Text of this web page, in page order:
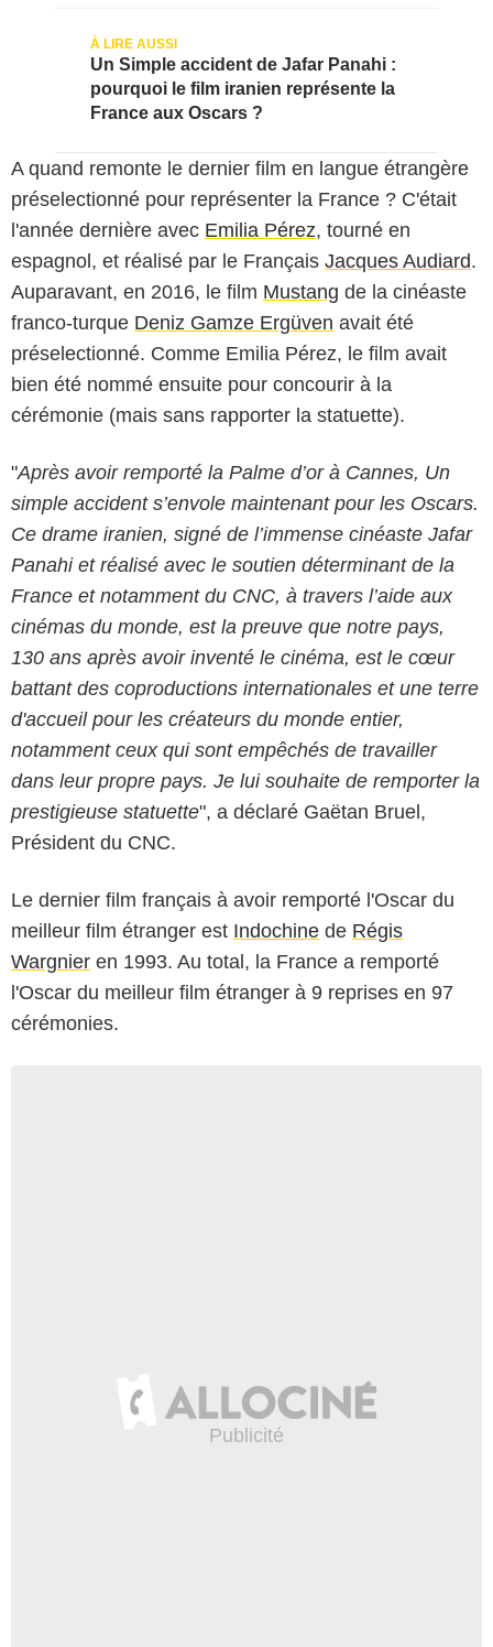
Un Simple accident de Jafar Panahi :
pourquoi le film iranien représente la
France aux Oscars ?
A quand remonte le dernier film en langue étrangère
préselectionné pour représenter la France ? C'était
l'année dernière avec Emilia Pérez, tourné en
espagnol, et réalisé par le Français Jacques Audiard.
Auparavant, en 2016, le film Mustang de la cinéaste
franco-turque Deniz Gamze Ergüven avait été
préselectionné. Comme Emilia Pérez, le film avait
bien été nommé ensuite pour concourir à la
cérémonie (mais sans rapporter la statuette).
"Après avoir remporté la Palme d’or à Cannes, Un
simple accident s’envole maintenant pour les Oscars.
Ce drame iranien, signé de l’immense cinéaste Jafar
Panahi et réalisé avec le soutien déterminant de la
France et notamment du CNC, à travers l’aide aux
cinémas du monde, est la preuve que notre pays,
130 ans après avoir inventé le cinéma, est le cœur
battant des coproductions internationales et une terre
d'accueil pour les créateurs du monde entier,
notamment ceux qui sont empêchés de travailler
dans leur propre pays. Je lui souhaite de remporter la
prestigieuse statuette", a déclaré Gaëtan Bruel,
Président du CNC.
Le dernier film français à avoir remporté l'Oscar du
meilleur film étranger est Indochine de Régis
Wargnier en 1993. Au total, la France a remporté
l'Oscar du meilleur film étranger à 9 reprises en 97
cérémonies.